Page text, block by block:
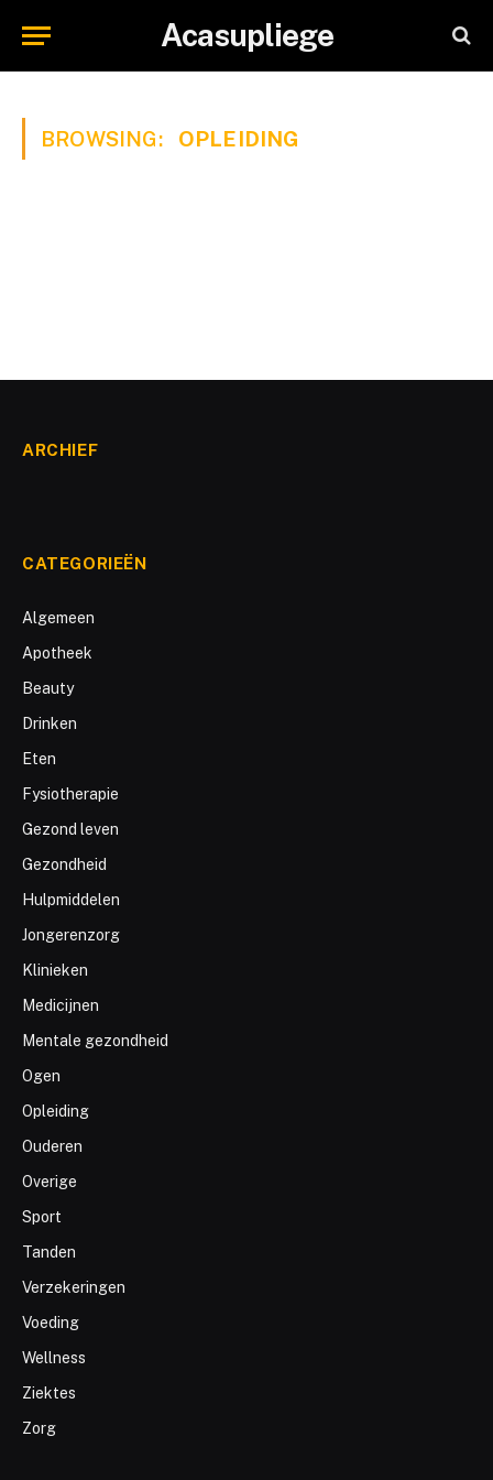
Acasupliege
BROWSING: OPLEIDING
ARCHIEF
CATEGORIEËN
Algemeen
Apotheek
Beauty
Drinken
Eten
Fysiotherapie
Gezond leven
Gezondheid
Hulpmiddelen
Jongerenzorg
Klinieken
Medicijnen
Mentale gezondheid
Ogen
Opleiding
Ouderen
Overige
Sport
Tanden
Verzekeringen
Voeding
Wellness
Ziektes
Zorg